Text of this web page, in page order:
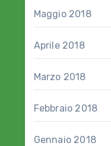
Maggio 2018
Aprile 2018
Marzo 2018
Febbraio 2018
Gennaio 2018